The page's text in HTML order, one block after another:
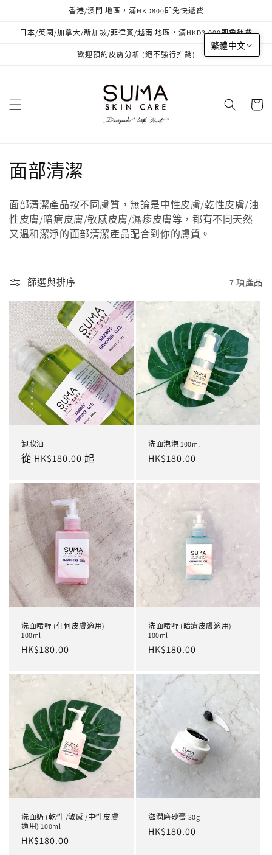
繁體中文
香港/澳門 地區，滿HKD800即免快遞費
日本/英國/加拿大/新加坡/菲律賓/越南 地區，滿HKD3,000即免運費
歡迎預約皮膚分析 (絕不強行推銷)
物
商
品
系
列
面部清潔
面部清潔產品按不同膚質，無論是中性皮膚/乾性皮膚/油
性皮膚/暗瘡皮膚/敏感皮膚/濕疹皮膚等，都有不同天然
又溫和潔淨的面部清潔產品配合到你的膚質。
篩選與排序 7 項產品
卸妝油
定
從 HK$180.00 起
洗面泡泡 100ml
定
HK$180.00
洗面啫喱 (任何皮膚適用)
100ml
定
HK$180.00
洗面啫喱 (暗瘡皮膚適用)
100ml
定
HK$180.00
洗面奶 (乾性 /敏感 /中性皮膚
適用) 100ml
定
HK$180.00
滋潤磨砂膏 30g
定
HK$180.00